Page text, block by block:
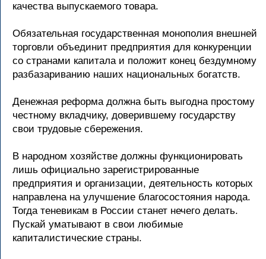
качества выпускаемого товара.
Обязательная государственная монополия внешней
торговли объединит предприятия для конкуренции
со странами капитала и положит конец бездумному
разбазариванию наших национальных богатств.
Денежная реформа должна быть выгодна простому
честному вкладчику, доверившему государству
свои трудовые сбережения.
В народном хозяйстве должны функционировать
лишь официально зарегистрированные
предприятия и организации, деятельность которых
направлена на улучшение благосостояния народа.
Тогда теневикам в России станет нечего делать.
Пускай уматывают в свои любимые
капиталистические страны.